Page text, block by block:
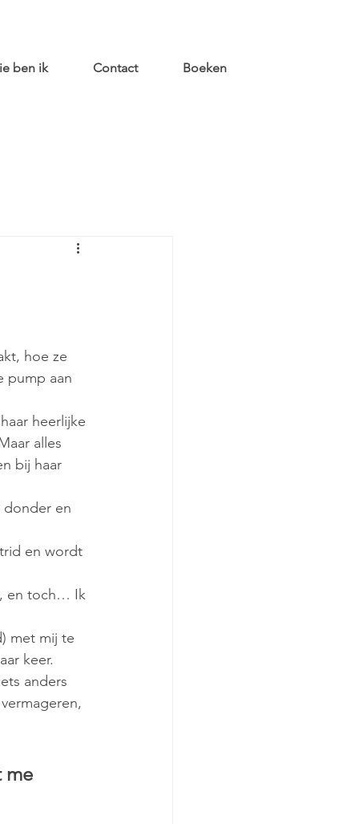
ben ik Contact Boeken
hoe ze
pump aan
heerlijke
alles
bij haar
donder en
en wordt
en toch… Ik
met mij te
keer.
anders
me